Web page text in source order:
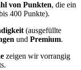
von Punkten, die ein
400 Punkte).
(ausgefüllte
und Premium.
zeigen wir vorrangig